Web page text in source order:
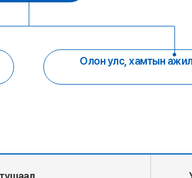
Олон улс, хамтын